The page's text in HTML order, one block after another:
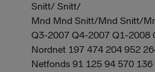
Snitt/ Snitt/
Mnd Mnd Snitt/Mnd Snitt/
Q3-2007 Q4-2007 Q1-2008
Nordnet 197 474 204 952
Netfonds 91 125 94 570